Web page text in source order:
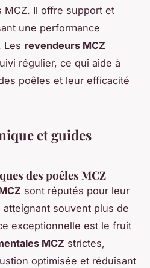
MCZ. Il offre support et
une performance
Les revendeurs MCZ
régulier, ce qui aide à
poêles et leur efficacité
et guides
des poêles MCZ
sont réputés pour leur
atteignant souvent plus de
exceptionnelle est le fruit
MCZ strictes,
optimisée et réduisant